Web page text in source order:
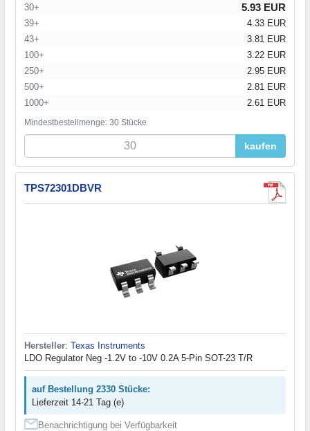
30+ 5.93 EUR
39+
4.33 EUR
43+
3.81 EUR
100+
3.22 EUR
250+
2.95 EUR
500+
2.81 EUR
1000+
2.61 EUR
Mindestbestellmenge: 30 Stücke
kaufen
TPS72301DBVR
Hersteller: Texas Instruments
LDO Regulator Neg -1.2V to -10V 0.2A 5-Pin SOT-23 T/R
auf Bestellung 2330 Stücke:
Lieferzeit 14-21 Tag (e)
Benachrichtigung bei Verfügbarkeit